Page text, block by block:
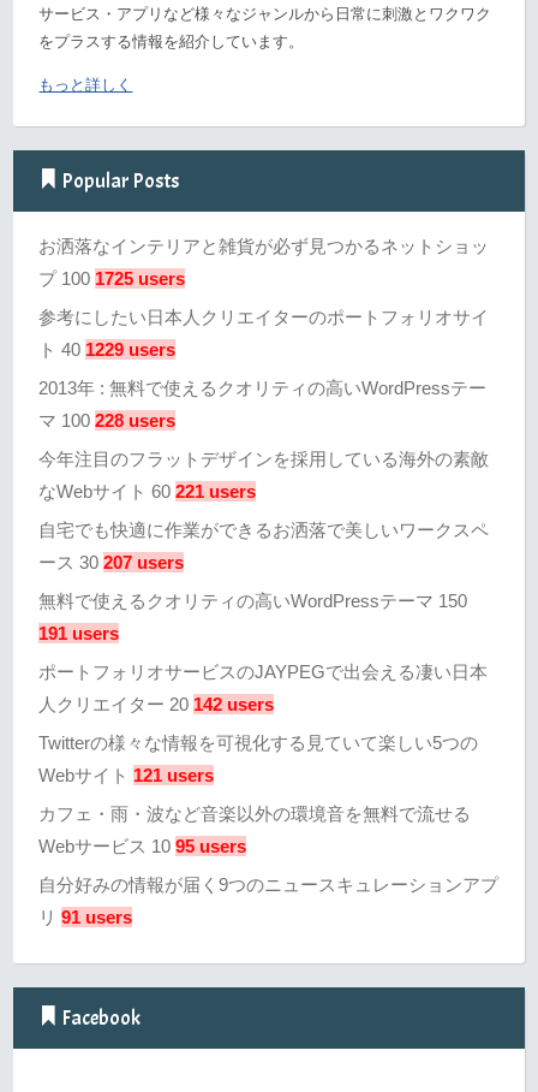
サービス・アプリなど様々なジャンルから日常に刺激とワクワク
をプラスする情報を紹介しています。
もっと詳しく
Popular Posts
お洒落なインテリアと雑貨が必ず見つかるネットショッ
プ 100 1725 users
参考にしたい日本人クリエイターのポートフォリオサイ
ト 40 1229 users
2013年 : 無料で使えるクオリティの高いWordPressテー
マ 100 228 users
今年注目のフラットデザインを採用している海外の素敵
なWebサイト 60 221 users
自宅でも快適に作業ができるお洒落で美しいワークスペ
ース 30 207 users
無料で使えるクオリティの高いWordPressテーマ 150
191 users
ポートフォリオサービスのJAYPEGで出会える凄い日本
人クリエイター 20 142 users
Twitterの様々な情報を可視化する見ていて楽しい5つの
Webサイト 121 users
カフェ・雨・波など音楽以外の環境音を無料で流せる
Webサービス 10 95 users
自分好みの情報が届く9つのニュースキュレーションアプ
リ 91 users
Facebook